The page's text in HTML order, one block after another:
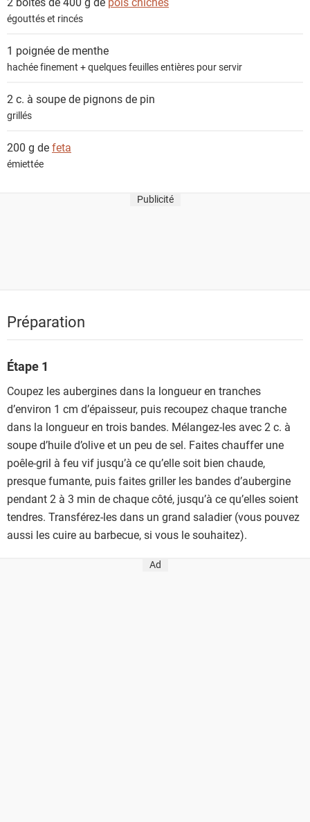
égouttés et rincés
1 poignée de menthe
hachée finement + quelques feuilles entières pour servir
2 c. à soupe de pignons de pin
grillés
200 g defeta
émiettée
Publicité
Préparation
Étape 1
Coupez les aubergines dans la longueur en tranches
d’environ 1 cm d’épaisseur, puis recoupez chaque tranche
dans la longueur en trois bandes. Mélangez-les avec 2 c. à
soupe d’huile d’olive et un peu de sel. Faites chauffer une
poêle-gril à feu vif jusqu’à ce qu’elle soit bien chaude,
presque fumante, puis faites griller les bandes d’aubergine
pendant 2 à 3 min de chaque côté, jusqu’à ce qu’elles soient
tendres. Transférez-les dans un grand saladier (vous pouvez
aussi les cuire au barbecue, si vous le souhaitez).
Ad